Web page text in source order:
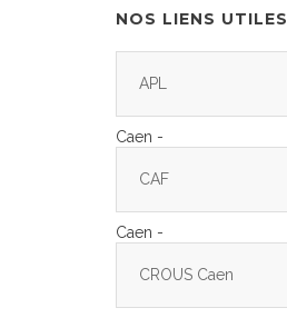
NOS LIENS UTILES
APL
Caen -
CAF
Caen -
CROUS Caen